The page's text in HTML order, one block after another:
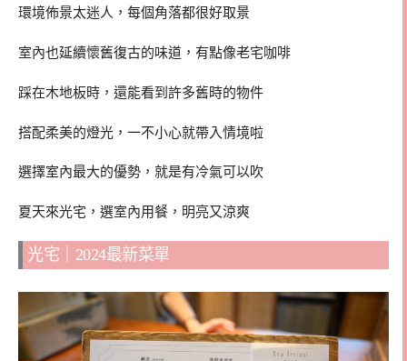
環境佈景太迷人，每個角落都很好取景
室內也延續懷舊復古的味道，有點像老宅咖啡
踩在木地板時，還能看到許多舊時的物件
搭配柔美的燈光，一不小心就帶入情境啦
選擇室內最大的優勢，就是有冷氣可以吹
夏天來光宅，選室內用餐，明亮又涼爽
光宅｜2024最新菜單